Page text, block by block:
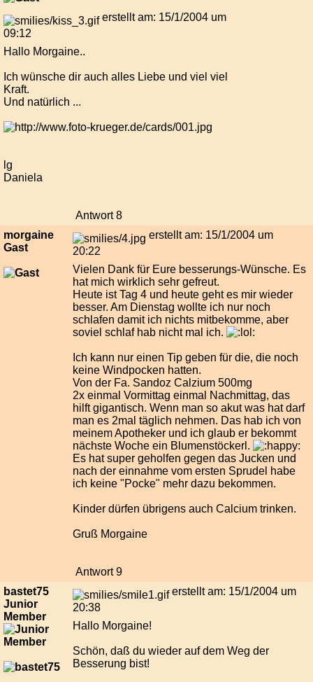
erstellt am: 15/1/2004 um
09:12
Hallo Morgaine..
Ich wünsche dir auch alles Liebe und viel viel
Kraft.
Und natürlich ...
lg
Daniela
Antwort 8
morgaine
Gast
erstellt am: 15/1/2004 um
20:22
Vielen Dank für Eure besserungs-Wünsche. Es
hat mich wirklich sehr gefreut.
Heute ist Tag 4 und heute geht es mir wieder
besser. Am Dienstag wollte ich nur noch
schlafen damit ich nichts mitbekomme, aber
soviel schlaf hab nicht mal ich.
Ich kann nur einen Tip geben für die, die noch
keine Windpocken hatten.
Von der Fa. Sandoz Calzium 500mg
2x einmal Vormittag einmal Nachmittag, das
hilft gigantisch. Wenn man so akut was hat darf
man es 2mal täglich nehmen. Das hab ich von
meinem Apotheker und ich glaub er bekommt
nächste Woche ein Blumenstöckerl.
Es hat super geholfen gegen das Jucken und
nach der einnahme vom ersten Sprudel habe
ich keine "Pocke" mehr dazu bekommen.
Kinder dürfen übrigens auch Calcium trinken.
Gruß Morgaine
Antwort 9
bastet75
Junior
Member
erstellt am: 15/1/2004 um
20:38
Hallo Morgaine!
Schön, daß du wieder auf dem Weg der
Besserung bist!